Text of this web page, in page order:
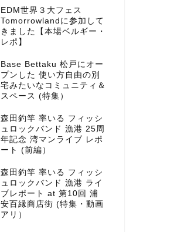
EDM世界３大フェス
Tomorrowlandに参加して
きました【本場ベルギー・
レポ】
Base Bettaku 松戸にオー
プンした 使い方自由の別
宅みたいなコミュニティ＆
スペース (特集）
森田釣竿 率いる フィッシ
ュロックバンド 漁港 25周
年記念 湾マンライブ レポ
ート (前編）
森田釣竿 率いる フィッシ
ュロックバンド 漁港 ライ
ブレポート at 第10回 浦
安百縁商店街 (特集・動画
アリ）